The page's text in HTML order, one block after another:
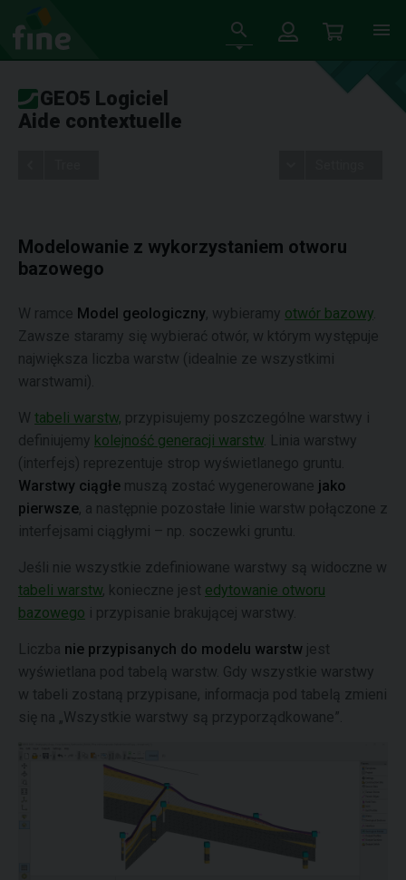
GEO5 Logiciel
Aide contextuelle
Modelowanie z wykorzystaniem otworu
bazowego
W ramce Model geologiczny, wybieramy otwór bazowy
Zawsze staramy się wybierać otwór, w którym występuje
największa liczba warstw (idealnie ze wszystkimi
warstwami).
W tabeli warstw, przypisujemy poszczególne warstwy i
definiujemy kolejność generacji warstw . Linia warstwy
(interfejs) reprezentuje strop wyświetlanego gruntu.
Warstwy ciągłe muszą zostać wygenerowane jako
pierwsze, a następnie pozostałe linie warstw połączone z
interfejsami ciągłymi – np. soczewki gruntu.
Jeśli nie wszystkie zdefiniowane warstwy są widoczne w
tabeli warstw, konieczne jest edytowanie otworu
bazowego i przypisanie brakującej warstwy.
Liczba nie przypisanych do modelu warstw jest
wyświetlana pod tabelą warstw. Gdy wszystkie warstwy
w tabeli zostaną przypisane, informacja pod tabelą zmieni
się na „Wszystkie warstwy są przyporządkowane”.